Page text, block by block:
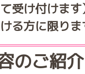
受け付けます
る方に限りま
のご紹介